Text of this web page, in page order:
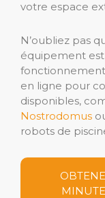
votre espace
N’oubliez pas
équipement
en ligne pour
disponibles,
Nostrodomus
robots de